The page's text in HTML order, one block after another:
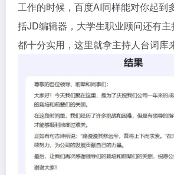
工作的时候，百度AI同样能对你起到
括JD编辑器，大学生职业顾问还有
都十分实用，这里就拿主持人台词库